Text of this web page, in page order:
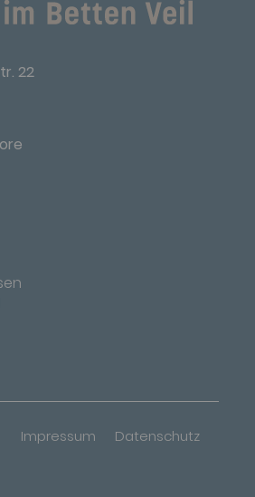
22
Impressum Datenschutz